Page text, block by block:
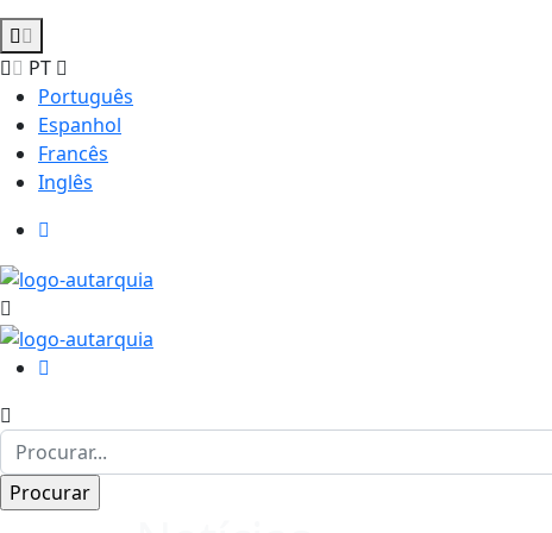
PT
Português
Espanhol
Francês
Inglês